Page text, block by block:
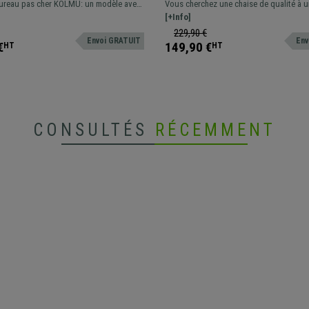
Cuir, Orange
pas cher KOLMU: un modèle avec
qui associe confort et matériaux
HT Envoi GRATUIT
Violet
Vous cherchez une chaise de qualité à
imbattable? Voici un modèle confortable
résistant, idéal pour une utilisation
Disponible en différentes couleurs.
[+Info]
229,90 €
149,90 €HT
CONSULTÉS RÉCEMMENT